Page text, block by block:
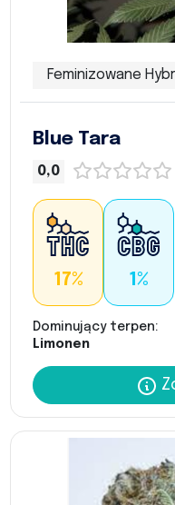
Feminizowane
Blue Tara
0,0
17% 1%
Dominujący terpen:
Limonen